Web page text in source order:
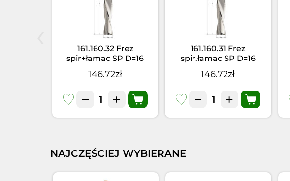
161.160.32 Frez
spir+łamac SP D=16
I=110L=170 S=16x50 LH
Z=2
146.72zł
161.160.31 Frez
spir.łamac SP D=16
I=110L=170 S=16x50 RH
Z=2
146.72zł
NAJCZĘŚCIEJ WYBIERANE